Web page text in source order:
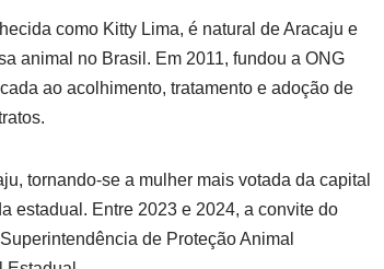
como Kitty Lima, é natural de Aracaju e
animal no Brasil. Em 2011, fundou a ONG
ao acolhimento, tratamento e adoção de
tornando-se a mulher mais votada da capital
estadual. Entre 2023 e 2024, a convite do
de Proteção Animal